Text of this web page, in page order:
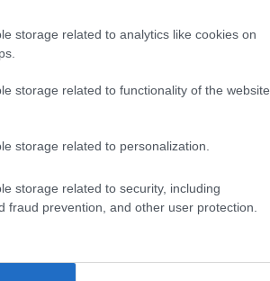
storage related to analytics like cookies on
storage related to functionality of the website
storage related to personalization.
storage related to security, including
fraud prevention, and other user protection.